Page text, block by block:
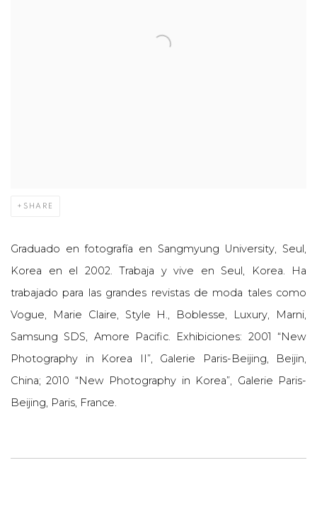
SHARE
Graduado en fotografía en Sangmyung University, Seul,
Korea en el 2002. Trabaja y vive en Seul, Korea. Ha
trabajado para las grandes revistas de moda tales como
Vogue, Marie Claire, Style H., Boblesse, Luxury, Marni,
Samsung SDS, Amore Pacific. Exhibiciones: 2001 “New
Photography in Korea II”, Galerie Paris-Beijing, Beijin,
China; 2010 “New Photography in Korea”, Galerie Paris-
Beijing, Paris, France.